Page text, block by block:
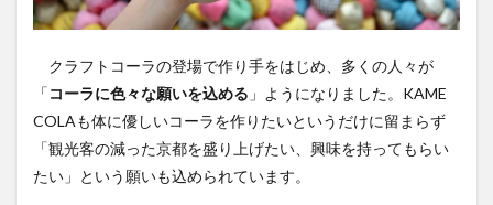
クラフトコーラの登場で作り手をはじめ、多くの人々が
「コーラに色々な願いを込める 」ようになりました。KAME
COLAも体に優しいコーラを作りたいというだけに留まらず
「観光客の減った京都を盛り上げたい、興味を持ってもらい
たい」という願いも込められています。